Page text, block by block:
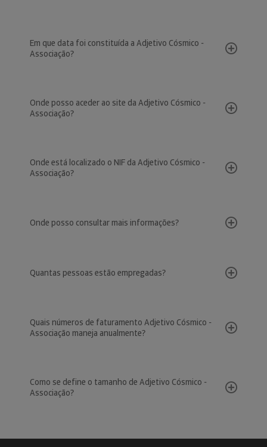
Em que data foi constituída a Adjetivo Cósmico -
Associação?
Onde posso aceder ao site da Adjetivo Cósmico -
Associação?
Onde está localizado o NIF da Adjetivo Cósmico -
Associação?
Onde posso consultar mais informações?
Quantas pessoas estão empregadas?
Quais números de faturamento Adjetivo Cósmico -
Associação maneja anualmente?
Como se define o tamanho de Adjetivo Cósmico -
Associação?